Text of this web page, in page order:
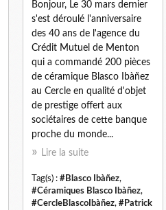
Bonjour, Le 30 mars dernier
s'est déroulé l'anniversaire
des 40 ans de l'agence du
Crédit Mutuel de Menton
qui a commandé 200 pièces
de céramique Blasco Ibàñez
au Cercle en qualité d'objet
de prestige offert aux
sociétaires de cette banque
proche du monde...
Lire la suite
Tag(s) : #Blasco Ibàñez,
#Céramiques Blasco Ibàñez,
#CercleBlascoIbàñez, #Patrick